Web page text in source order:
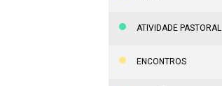
ATIVIDADE PASTORAL
ENCONTROS